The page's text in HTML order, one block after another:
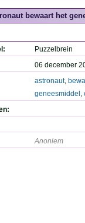
bewaart het
Puzzelbrein
06 december
astronaut,
geneesmiddel ,
Anoniem